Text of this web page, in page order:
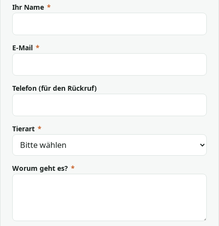
Ihr Name *
E-Mail *
Telefon (für den Rückruf)
Tierart *
Worum geht es? *